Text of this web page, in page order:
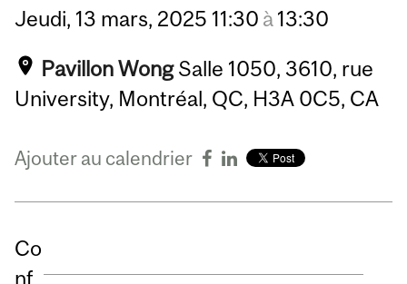
Jeudi, 13 mars, 2025 11:30 à13:30
Pavillon Wong Salle 1050, 3610, rue
University, Montréal, QC, H3A 0C5, CA
Ajouter au calendrier
Co
nf